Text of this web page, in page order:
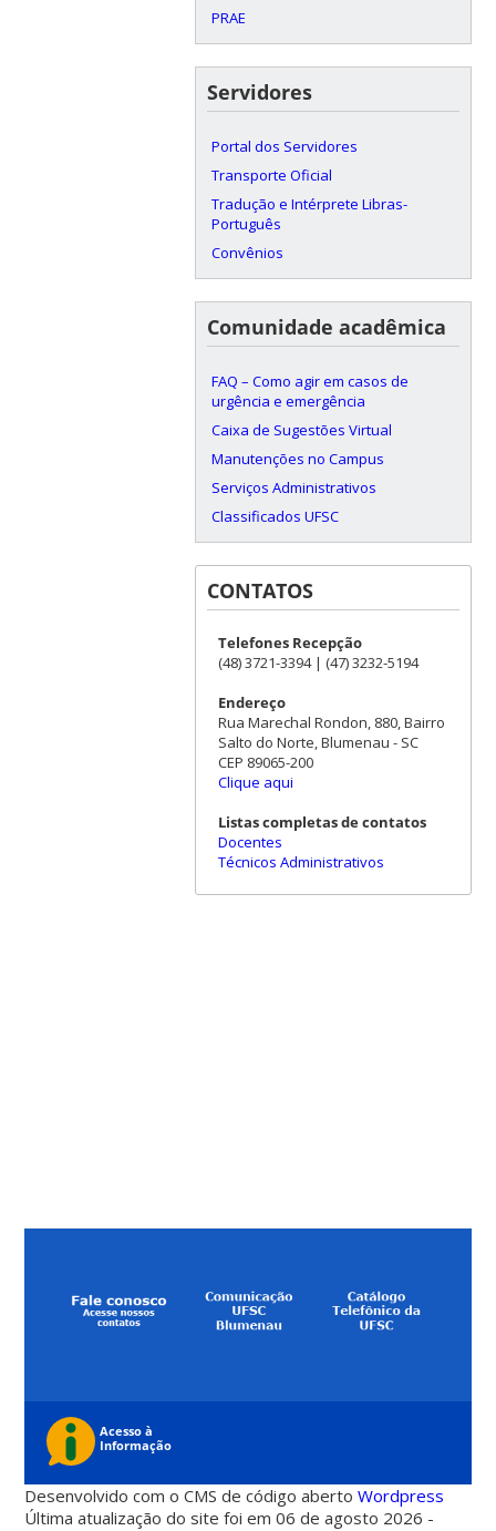
PRAE
Servidores
Portal dos Servidores
Transporte Oficial
Tradução e Intérprete Libras-
Português
Convênios
Comunidade acadêmica
FAQ – Como agir em casos de
urgência e emergência
Caixa de Sugestões Virtual
Manutenções no Campus
Serviços Administrativos
Classificados UFSC
CONTATOS
Telefones Recepção
(48) 3721-3394 | (47) 3232-5194
Endereço
Rua Marechal Rondon, 880, Bairro
Salto do Norte, Blumenau - SC
CEP 89065-200
Clique aqui
Listas completas de contatos
Docentes
Técnicos Administrativos
Desenvolvido com o CMS de código abertoWordpress
Última atualização do site foi em 06 de agosto 2026 -